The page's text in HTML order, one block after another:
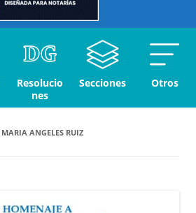
Resolucio
nes
Secciones Otros
MARIA ANGELES RUIZ